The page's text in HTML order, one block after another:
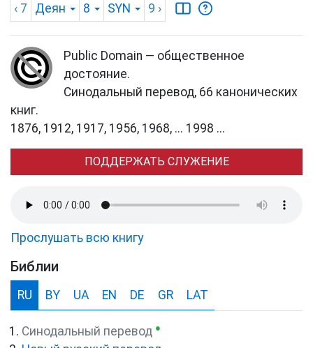
‹ 7 Деян 8 SYN 9 ›
Public Domain — общественное
достояние.
Синодальный перевод, 66 канонических
книг.
1876, 1912, 1917, 1956, 1968, ... 1998 ...
ПОДДЕРЖАТЬ СЛУЖЕНИЕ
Прослушать всю книгу
Библии
RU BY UA EN DE GR LAT
Синодальный перевод ●